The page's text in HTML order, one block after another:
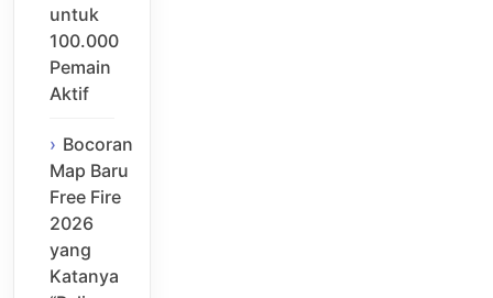
untuk
100.000
Pemain
Aktif
Bocoran
Map Baru
Free Fire
2026
yang
Katanya